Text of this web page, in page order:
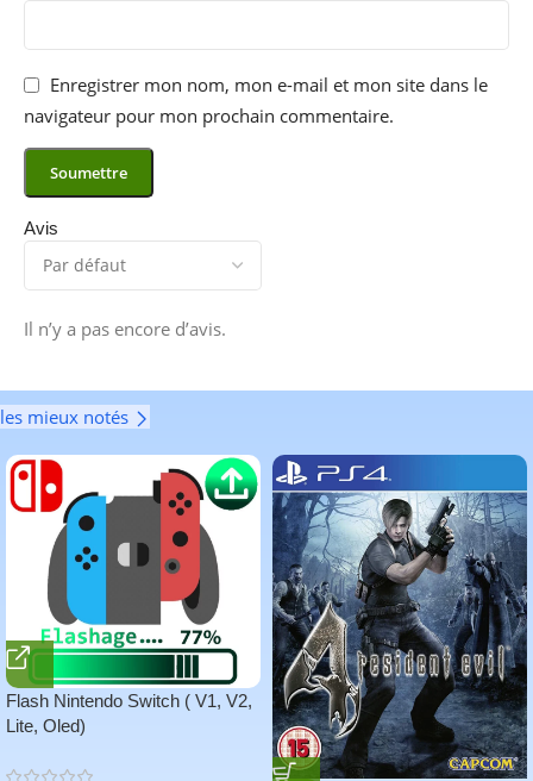
Avis
Il n’y a pas encore d’avis.
Enregistrer mon nom, mon e-mail et mon site dans le
navigateur pour mon prochain commentaire.
les mieux notés
Flash Nintendo Switch ( V1, V2,
Lite, Oled)